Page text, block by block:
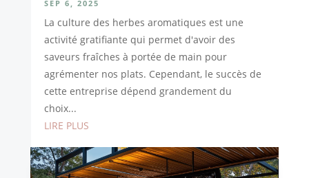
SEP 6, 2025
La culture des herbes aromatiques est une
activité gratifiante qui permet d'avoir des
saveurs fraîches à portée de main pour
agrémenter nos plats. Cependant, le succès de
cette entreprise dépend grandement du
choix...
LIRE PLUS